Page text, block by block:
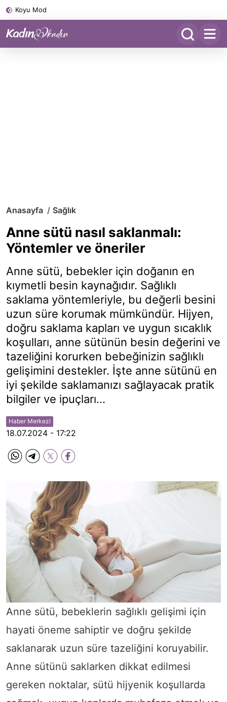
Koyu Mod
Anasayfa Sağlık
Anne sütü nasıl saklanmalı:
Yöntemler ve öneriler
Anne sütü, bebekler için doğanın en
kıymetli besin kaynağıdır. Sağlıklı
saklama yöntemleriyle, bu değerli besini
uzun süre korumak mümkündür. Hijyen,
doğru saklama kapları ve uygun sıcaklık
koşulları, anne sütünün besin değerini ve
tazeliğini korurken bebeğinizin sağlıklı
gelişimini destekler. İşte anne sütünü en
iyi şekilde saklamanızı sağlayacak pratik
bilgiler ve ipuçları...
Haber Merkezi
18.07.2024 - 17:22
Anne sütü, bebeklerin sağlıklı gelişimi için
hayati öneme sahiptir ve doğru şekilde
saklanarak uzun süre tazeliğini koruyabilir.
Anne sütünü saklarken dikkat edilmesi
gereken noktalar, sütü hijyenik koşullarda